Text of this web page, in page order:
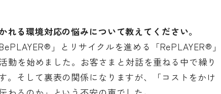
る環境対応の悩みについて教えてください。
」とリサイクルを進める「RePLAYER®
動を始めました。お客さまと対話を重ねる中で繰り
。そして裏表の関係になりますが、「コストをかけ